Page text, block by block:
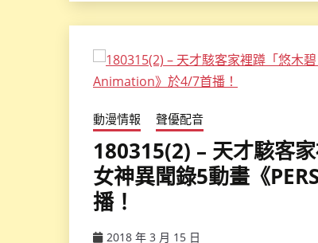
動漫情報 聲優配音
180315(2) – 天才駭客
女神異聞錄5動畫《
播！
2018 年 3 月 15 日